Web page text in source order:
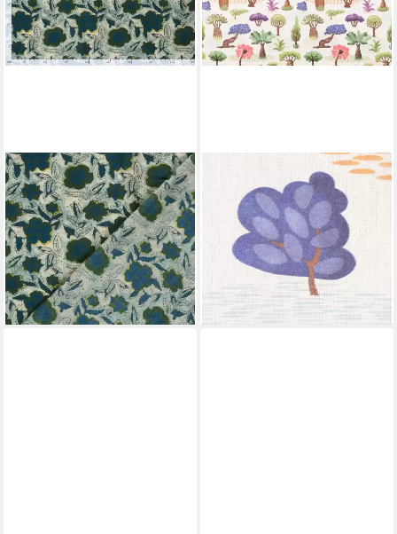
MADDMA
Stoff Baumwoll Voile Stoff
Blumen Muster Blau Oliv Grün
Meterware Sommer
10,91 €
(7,52 €/ 1 qm)
lieferbar - in 4-5 Werktagen bei dir
SCHÖNER LEBEN.
Stoff Dekostoff Meterware
Baumwollstoff Selma2
Fantasie Bäume ecru bunt,
Digitaldruck
12,95 €
(12,95 €/ 1 m)
lieferbar - in 4-5 Werktagen bei dir